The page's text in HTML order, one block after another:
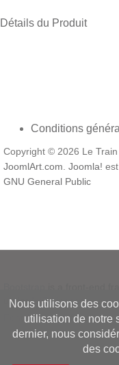
Détails du Produit
Conditions
Copyright © 2026 Le
JoomlArt.com. Joomla!
GNU General Public
underMIT License.
Font Awesomefont
Nous utilisons des
utilisation de notre
dernier, nous
des